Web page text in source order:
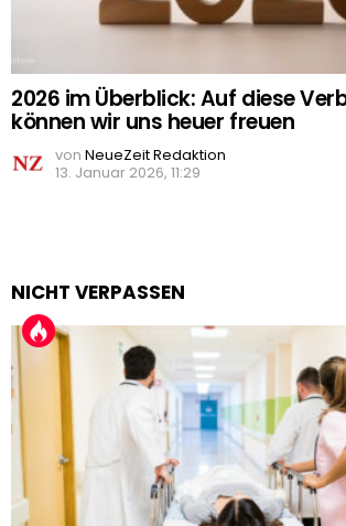
2026 im Überblick: Auf diese
können wir uns heuer freuen
von NeueZeit Redaktion
13. Januar 2026, 11:29
NICHT VERPASSEN